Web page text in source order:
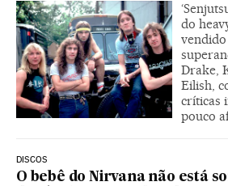
do
vendido
Drake,
Eilish,
críticas
pouco
DISCOS
O bebê do Nirvana não está